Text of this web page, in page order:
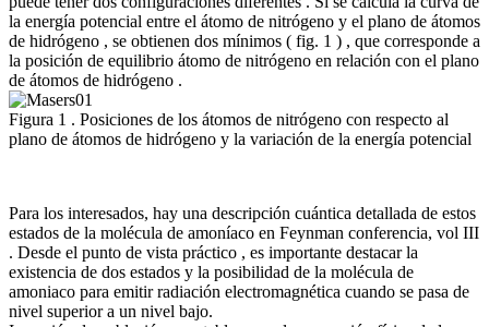
la energía potencial entre el átomo de nitrógeno y el plano de átomos
de hidrógeno , se obtienen dos mínimos ( fig. 1 ) , que corresponde a
la posición de equilibrio átomo de nitrógeno en relación con el plano
de átomos de hidrógeno .
Figura 1 . Posiciones de los átomos de nitrógeno con respecto al
plano de átomos de hidrógeno y la variación de la energía potencial
Para los interesados, hay una descripción cuántica detallada de estos
estados de la molécula de amoníaco en Feynman conferencia, vol III
. Desde el punto de vista práctico , es importante destacar la
existencia de dos estados y la posibilidad de la molécula de
amoniaco para emitir radiación electromagnética cuando se pasa de
nivel superior a un nivel bajo.